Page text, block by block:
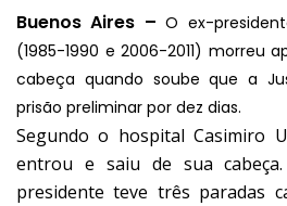
Buenos Aires –O ex-
(1985-1990 e 2006-2011) morreu
cabeça quando soube que a
prisão preliminar por dez dias.
Segundo o hospital Casimiro
entrou e saiu de sua
presidente teve três paradas